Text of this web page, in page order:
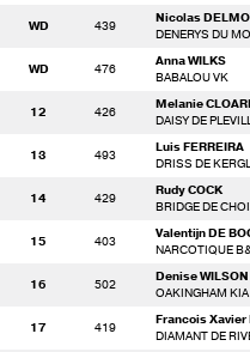
WD 439
Nicolas
DENERYS DU
WD 476
Anna WILKS
BABALOU VK
12 426
Melanie
DAISY DE
13 493
Luis FERREIRA
DRISS DE
14 429
Rudy COCK
BRIDGE DE
15 403
Valentijn DE
NARCOTIQUE
16 502
Denise WILSON
OAKINGHAM
17 419
Francois Xavier
DIAMANT DE